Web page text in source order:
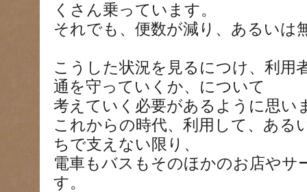
くさん乗っています。
それでも、便数が減り、あるいは
こうした状況を見るにつけ、利用
通を守っていくか、について
考えていく必要があるように思い
これからの時代、利用して、ある
ちで支えない限り、
電車もバスもそのほかのお店やサ
す。